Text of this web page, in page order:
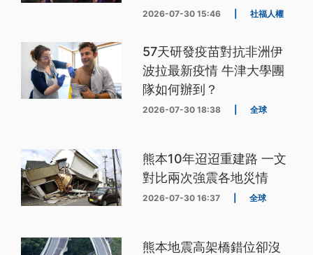
2026-07-30 15:46 社福人權
57天研發疫苗對抗非洲伊
波拉最新疫情 牛津大學團
隊如何辦到？
2026-07-30 18:38 全球
熊本10年迢迢重建路 一文
對比兩次強震各地災情
2026-07-30 16:37 全球
熊本地震高架橋錯位卻沒